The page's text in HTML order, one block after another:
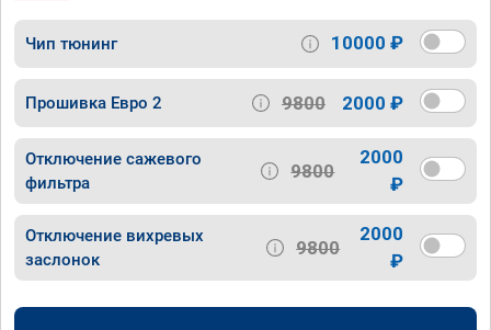
Чип тюнинг 10000 ₽
Прошивка Евро 2 9800 2000 ₽
Отключение сажевого
фильтра
9800
2000
₽
Отключение вихревых
заслонок
9800
2000
₽